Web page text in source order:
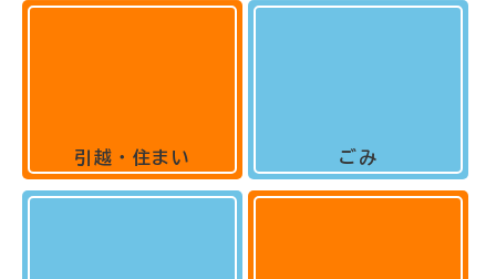
引越・住まい ごみ